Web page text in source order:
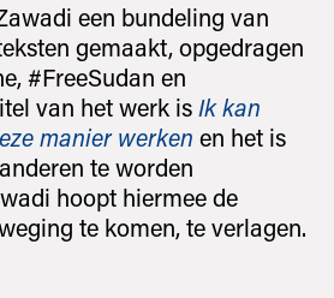
een bundeling van
gemaakt, opgedragen
#FreeSudan en
van het werk is Ik kan
manier werken en het is
te worden
hoopt hiermee de
te komen, te verlagen.